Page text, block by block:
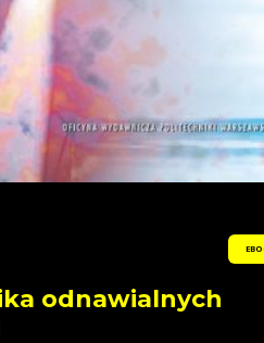
odnawialnych